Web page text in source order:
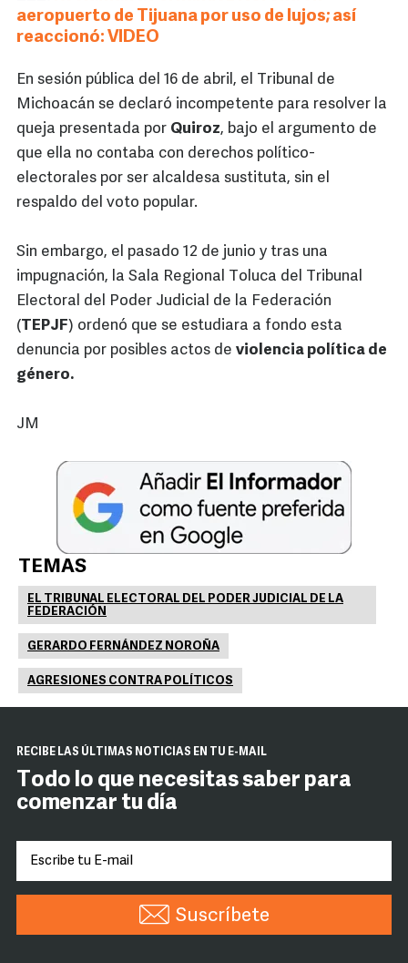
aeropuerto de Tijuana por uso de lujos; así
reaccionó: VIDEO
En sesión pública del 16 de abril, el Tribunal de
Michoacán se declaró incompetente para resolver la
queja presentada por Quiroz, bajo el argumento de
que ella no contaba con derechos político-
electorales por ser alcaldesa sustituta, sin el
respaldo del voto popular.
Sin embargo, el pasado 12 de junio y tras una
impugnación, la Sala Regional Toluca del Tribunal
Electoral del Poder Judicial de la Federación
(TEPJF) ordenó que se estudiara a fondo esta
denuncia por posibles actos de violencia política de
género.
JM
TEMAS
EL TRIBUNAL ELECTORAL DEL PODER JUDICIAL DE LA
FEDERACIÓN
GERARDO FERNÁNDEZ NOROÑA
AGRESIONES CONTRA POLÍTICOS
RECIBE LAS ÚLTIMAS NOTICIAS EN TU E-MAIL
Todo lo que necesitas saber para
comenzar tu día
Suscríbete